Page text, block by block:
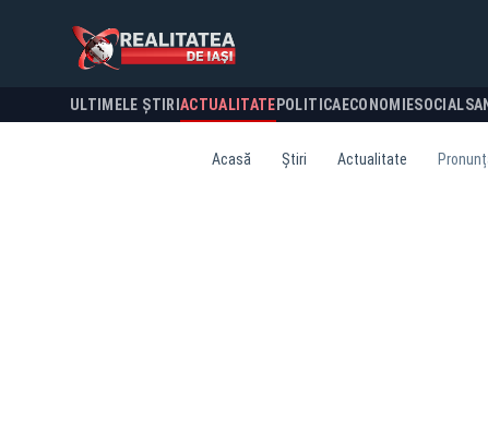
ULTIMELE ȘTIRI ACTUALITATE POLITICA ECONOMIESOCIAL
Acasă Știri Actualitate